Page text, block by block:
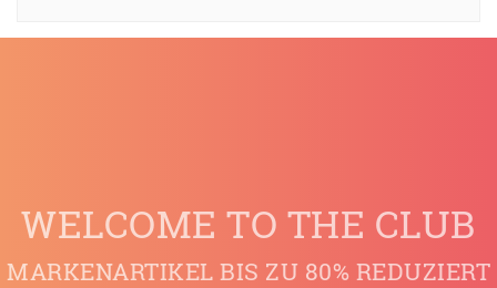
WELCOME TO THE CLUB
MARKENARTIKEL BIS ZU 80% REDUZIERT